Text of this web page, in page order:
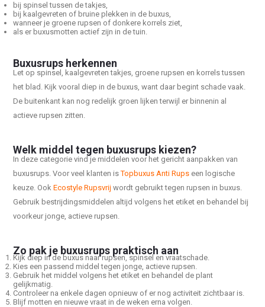
bij spinsel tussen de takjes,
bij kaalgevreten of bruine plekken in de buxus,
wanneer je groene rupsen of donkere korrels ziet,
als er buxusmotten actief zijn in de tuin.
Buxusrups herkennen
Let op spinsel, kaalgevreten takjes, groene rupsen en korrels tussen
het blad. Kijk vooral diep in de buxus, want daar begint schade vaak.
De buitenkant kan nog redelijk groen lijken terwijl er binnenin al
actieve rupsen zitten.
Welk middel tegen buxusrups kiezen?
In deze categorie vind je middelen voor het gericht aanpakken van
buxusrups. Voor veel klanten isTopbuxus Anti Rups een logische
keuze. OokEcostyle Rupsvrij wordt gebruikt tegen rupsen in buxus.
Gebruik bestrijdingsmiddelen altijd volgens het etiket en behandel bij
voorkeur jonge, actieve rupsen.
Zo pak je buxusrups praktisch aan
Kijk diep in de buxus naar rupsen, spinsel en vraatschade.
Kies een passend middel tegen jonge, actieve rupsen.
Gebruik het middel volgens het etiket en behandel de plant
gelijkmatig.
Controleer na enkele dagen opnieuw of er nog activiteit zichtbaar is.
Blijf motten en nieuwe vraat in de weken erna volgen.